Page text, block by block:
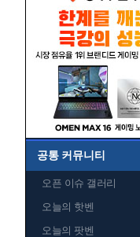
공통 커뮤니티
오픈 이슈 갤러리
오늘의 핫벤
오늘의 팟벤